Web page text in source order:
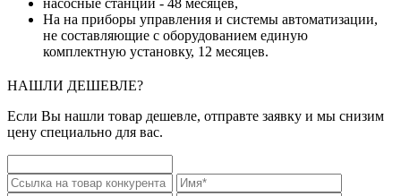
На на приборы управления и системы автоматизации,
не составляющие с оборудованием единую
комплектную установку, 12 месяцев.
НАШЛИ ДЕШЕВЛЕ?
Если Вы нашли товар дешевле, отправте заявку и мы снизим
цену специально для вас.